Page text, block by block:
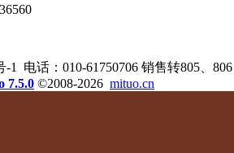
-1 电话：010-61750706 销售转805、
7.5.0 ©2008-2026 mituo.cn